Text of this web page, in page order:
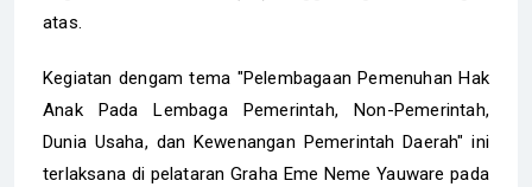
atas.
Kegiatan dengam tema "Pelembagaan Pemenuhan Hak
Anak Pada Lembaga Pemerintah, Non-Pemerintah,
Dunia Usaha, dan Kewenangan Pemerintah Daerah" ini
terlaksana di pelataran Graha Eme Neme Yauware pada